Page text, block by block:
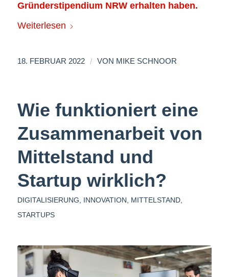
Gründerstipendium NRW erhalten haben.
Weiterlesen
18. FEBRUAR 2022 / VON MIKE SCHNOOR
Wie funktioniert eine
Zusammenarbeit von
Mittelstand und
Startup wirklich?
DIGITALISIERUNG INNOVATION MITTELSTAND,
STARTUPS